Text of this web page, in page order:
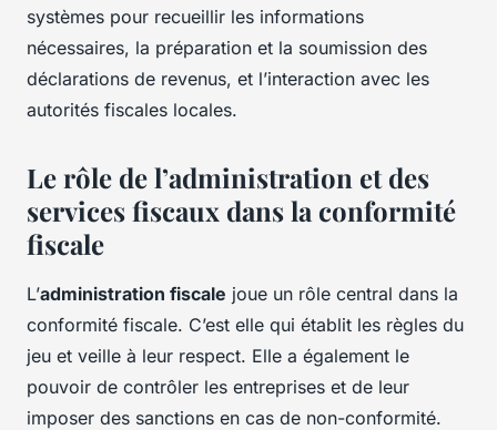
systèmes pour recueillir les informations
nécessaires, la préparation et la soumission des
déclarations de revenus, et l’interaction avec les
autorités fiscales locales.
Le rôle de l’administration et des
services fiscaux dans la conformité
fiscale
L’administration fiscale joue un rôle central dans la
conformité fiscale. C’est elle qui établit les règles du
jeu et veille à leur respect. Elle a également le
pouvoir de contrôler les entreprises et de leur
imposer des sanctions en cas de non-conformité.